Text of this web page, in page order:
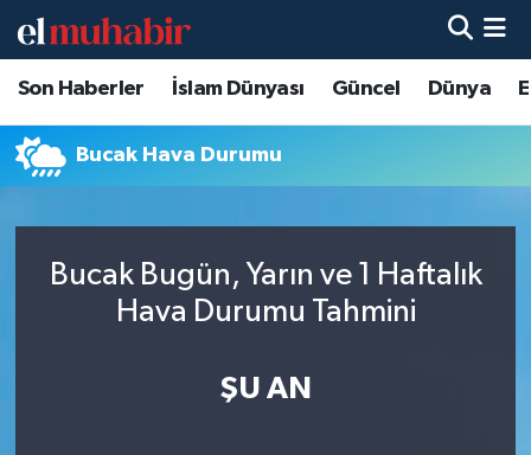
Son Haberler İslam Dünyası Güncel Dünya
Bucak Hava Durumu
Bucak Bugün, Yarın ve 1 Haftalık
Hava Durumu Tahmini
ŞU AN
Hava Durumu
Trafik Durumu
Tüm Manşetler